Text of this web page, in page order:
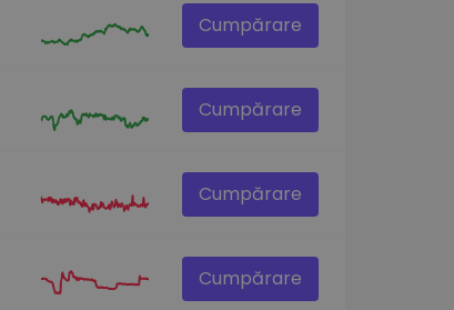
Cumpărare
Cumpărare
Cumpărare
Cumpărare